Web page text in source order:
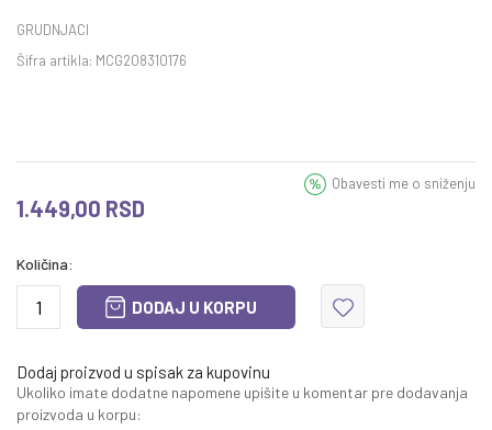
GRUDNJACI
Šifra artikla: MCG208310176
1.449,00 RSD
Obavesti me o sniženju
Količina:
DODAJ U KORPU
Dodaj proizvod u spisak za kupovinu
Ukoliko imate dodatne napomene upišite u komentar pre dodavanja
proizvoda u korpu: